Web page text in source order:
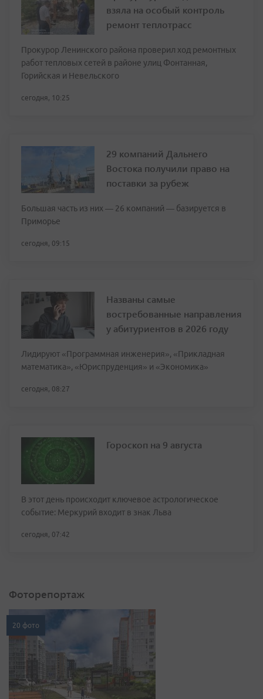
взяла на особый контроль
ремонт теплотрасс
Прокурор Ленинского района проверил ход ремонтных
работ тепловых сетей в районе улиц Фонтанная,
Горийская и Невельского
сегодня, 10:25
29 компаний Дальнего
Востока получили право на
поставки за рубеж
Большая часть из них — 26 компаний — базируется в
Приморье
сегодня, 09:15
Названы самые
востребованные направления
у абитуриентов в 2026 году
Лидируют «Программная инженерия», «Прикладная
математика», «Юриспруденция» и «Экономика»
сегодня, 08:27
Гороскоп на 9 августа
В этот день происходит ключевое астрологическое
событие: Меркурий входит в знак Льва
сегодня, 07:42
Фоторепортаж
20 фото